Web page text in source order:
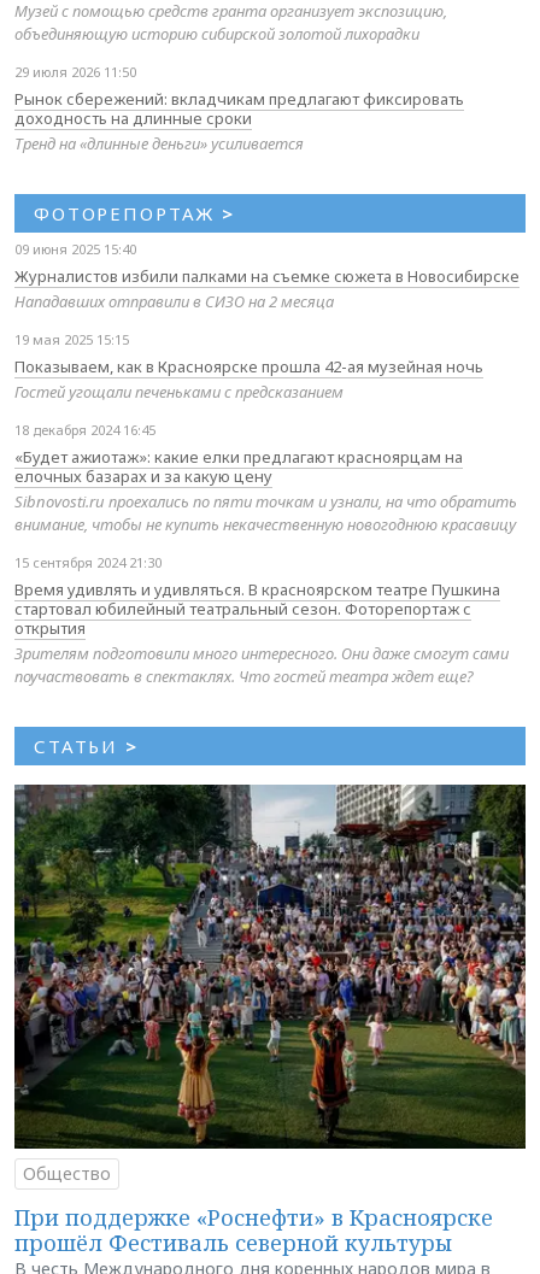
Музей с помощью средств гранта организует экспозицию,
объединяющую историю сибирской золотой лихорадки
29 июля 2026 11:50
Рынок сбережений: вкладчикам предлагают фиксировать
доходность на длинные сроки
Тренд на «длинные деньги» усиливается
ФОТОРЕПОРТАЖ >
09 июня 2025 15:40
Журналистов избили палками на съемке сюжета в Новосибирске
Нападавших отправили в СИЗО на 2 месяца
19 мая 2025 15:15
Показываем, как в Красноярске прошла 42-ая музейная ночь
Гостей угощали печеньками с предсказанием
18 декабря 2024 16:45
«Будет ажиотаж»: какие елки предлагают красноярцам на
елочных базарах и за какую цену
Sibnovosti.ru проехались по пяти точкам и узнали, на что обратить
внимание, чтобы не купить некачественную новогоднюю красавицу
15 сентября 2024 21:30
Время удивлять и удивляться. В красноярском театре Пушкина
стартовал юбилейный театральный сезон. Фоторепортаж с
открытия
Зрителям подготовили много интересного. Они даже смогут сами
поучаствовать в спектаклях. Что гостей театра ждет еще?
СТАТЬИ >
Общество
При поддержке «Роснефти» в Красноярске
прошёл Фестиваль северной культуры
В честь Международного дня коренных народов мира в